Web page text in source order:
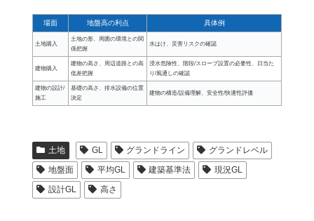
場面 地盤高の利点 具体例
土地購入
土地の形、周囲の環境との関
係把握
水はけ、災害リスクの確認
建物購入
建物の高さ、周辺道路との高
低差把握
浸水危険性、階段/スロープ設置の必要性、日当た
り/風通しの確認
建物の設計/
施工
基礎の高さ、排水設備の位置
決定
建物の構造/設備理解、安全性/快適性評価
土地 GL グランドライン
グランドレベル
地盤面
平均GL 建築基準法
現況GL
設計GL
高さ